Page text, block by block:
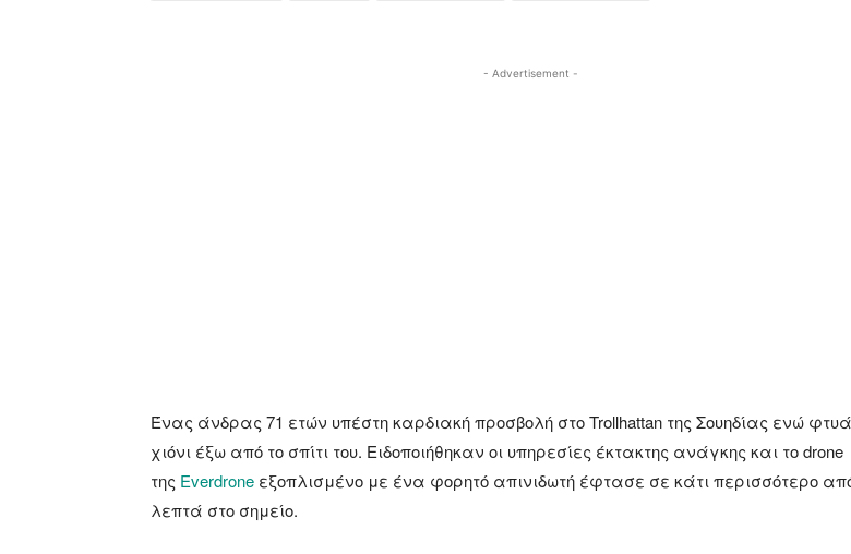
- Advertisement -
Ένας άνδρας 71 ετών υπέστη καρδιακή προσβολή στο Trollhattan της Σουηδίας ενώ
χιόνι έξω από το σπίτι του. Ειδοποιήθηκαν οι υπηρεσίες έκτακτης ανάγκης και το drone
της Everdrone εξοπλισμένο με ένα φορητό απινιδωτή έφτασε σε κάτι περισσότερο
λεπτά στο σημείο.